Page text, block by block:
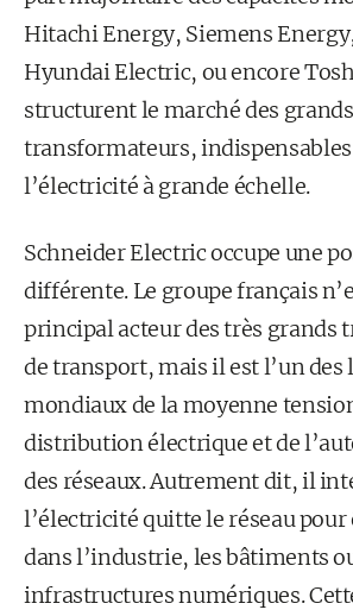
Hitachi Energy, Siemens
Hyundai Electric, ou encore
structurent le marché des grands
transformateurs,
l’électricité à grande échelle.
Schneider Electric occupe une
différente. Le groupe français
principal acteur des très grands
de transport, mais il est l’un des
mondiaux de la moyenne
distribution électrique et de
des réseaux. Autrement dit, il
l’électricité quitte le réseau pour
dans l’industrie, les bâtiments
infrastructures numériques.